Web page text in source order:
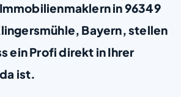
in 96349
Bayern, stellen
ein Profi direkt in Ihrer
ist.